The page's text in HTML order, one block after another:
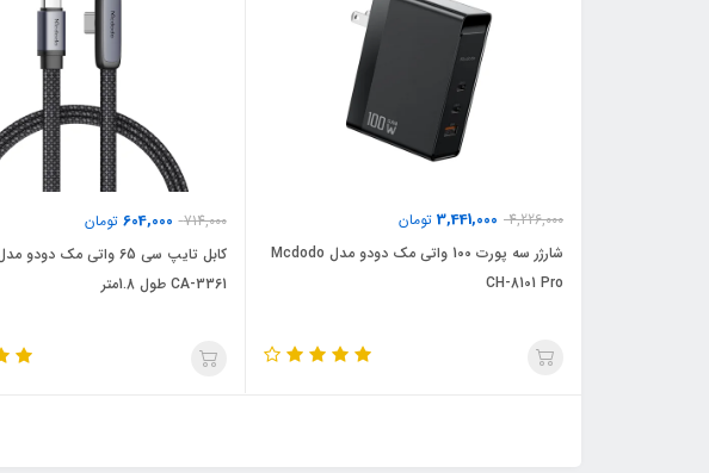
4,226,000
3,441,000 تومان
شارژر سه پورت 100 واتی مک دودو مدل Mcdodo
CH-8101 Pro
714,000
604,000 تومان
CA-3361 طول 1.8متر